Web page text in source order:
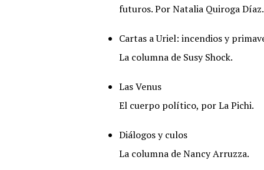
futuros. Por Natalia Quiroga Díaz.
Cartas a Uriel: incendios y
La columna de Susy Shock.
Las Venus
El cuerpo político, por La Pichi.
Diálogos y culos
La columna de Nancy Arruzza.